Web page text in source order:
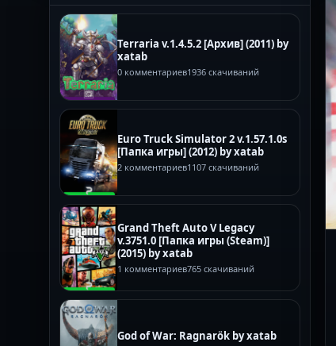
Terraria v.1.4.5.2 [Архив] (2011) by
xatab
0 комментариев1936 скачиваний
Euro Truck Simulator 2 v.1.57.1.0s
[Папка игры] (2012) by xatab
2 комментариев1107 скачиваний
Grand Theft Auto V Legacy
v.3751.0 [Папка игры (Steam)]
(2015) by xatab
1 комментариев765 скачиваний
God of War: Ragnarök by xatab